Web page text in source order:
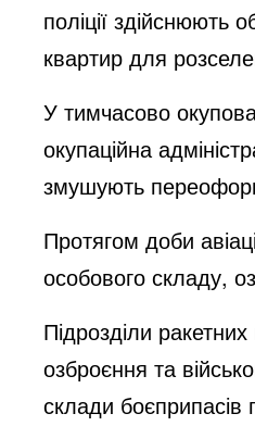
поліції здійснюють
квартир для
У тимчасово
окупаційна
змушують
Протягом доби
особового складу,
Підрозділи
озброєння та
склади боєприпасів